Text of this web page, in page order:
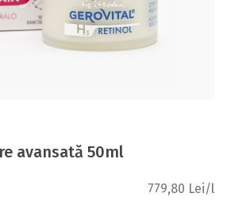
avansată 50ml
779,80 Lei/l